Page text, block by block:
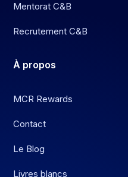
Mentorat C&B
Recrutement C&B
À propos
MCR Rewards
Contact
Le Blog
Livres blancs